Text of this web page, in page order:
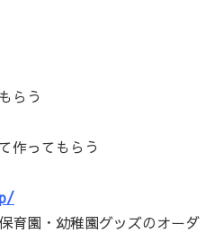
らう
作ってもらう
育園・幼稚園グッズのオーダ